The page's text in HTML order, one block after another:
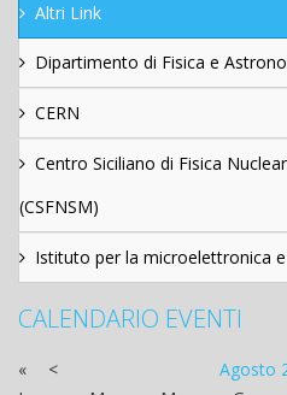
Altri Link
Dipartimento di Fisica e
CERN
Centro Siciliano di Fisica
(CSFNSM)
Istituto per la microelettronica
CALENDARIO EVENTI
« < Agosto